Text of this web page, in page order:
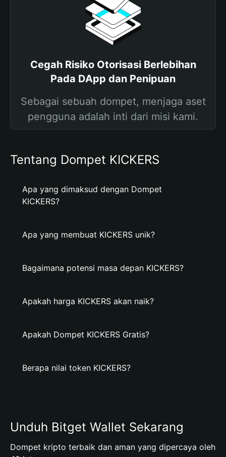
Cegah Risiko Otorisasi Berlebihan
Pada DApp dan Penipuan
Sebagai sebuah dompet, menjaga aset
pengguna adalah inti dari misi kami.
Tentang Dompet KICKERS
Apa yang dimaksud dengan Dompet
KICKERS?
Apa yang membuat KICKERS unik?
Bagaimana potensi masa depan KICKERS?
Apakah harga KICKERS akan naik?
Apakah Dompet KICKERS Gratis?
Berapa nilai token KICKERS?
Unduh Bitget Wallet Sekarang
Dompet kripto terbaik dan aman yang dipercaya oleh